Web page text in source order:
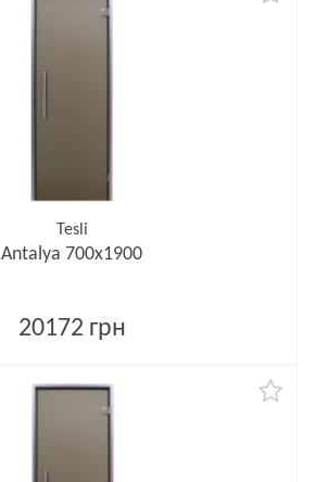
Tesli
Antalya 700х1900
20172 грн